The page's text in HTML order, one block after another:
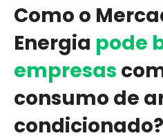
Como o
Energia pode
empresas
consumo de
condicionado?